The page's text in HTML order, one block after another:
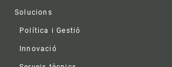
Solucions
Política i Gestió
Innovació